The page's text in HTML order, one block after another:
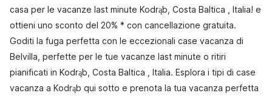
casa per le vacanze last minute Kodrąb, Costa Baltica , Italia! e
ottieni uno sconto del 20% * con cancellazione gratuita.
Goditi la fuga perfetta con le eccezionali case vacanza di
Belvilla, perfette per le tue vacanze last minute o ritiri
pianificati in Kodrąb, Costa Baltica , Italia. Esplora i tipi di case
vacanza a Kodrąb qui sotto e prenota la tua vacanza perfetta